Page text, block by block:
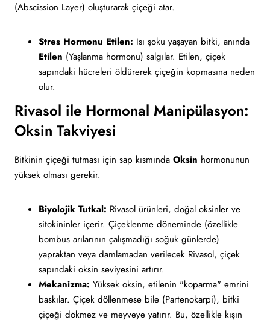
(Abscission Layer) oluşturarak çiçeği atar.
Stres Hormonu Etilen: Isı şoku yaşayan bitki, anında
Etilen (Yaşlanma hormonu) salgılar. Etilen, çiçek
sapındaki hücreleri öldürerek çiçeğin kopmasına neden
olur.
Rivasol ile Hormonal Manipülasyon:
Oksin Takviyesi
Bitkinin çiçeği tutması için sap kısmında Oksin hormonunun
yüksek olması gerekir.
Biyolojik Tutkal: Rivasol ürünleri, doğal oksinler ve
sitokininler içerir. Çiçeklenme döneminde (özellikle
bombus arılarının çalışmadığı soğuk günlerde)
yapraktan veya damlamadan verilecek Rivasol, çiçek
sapındaki oksin seviyesini artırır.
Mekanizma: Yüksek oksin, etilenin "koparma" emrini
baskılar. Çiçek döllenmese bile (Partenokarpi), bitki
çiçeği dökmez ve meyveye yatırır. Bu, özellikle kışın